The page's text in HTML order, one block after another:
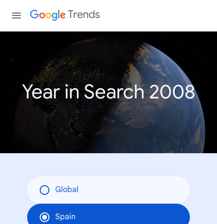
Trends
Year in Search 2008
Global
Spain